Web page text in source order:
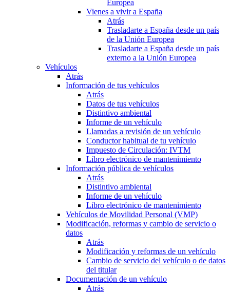
Europea
Vienes a vivir a España
Atrás
Trasladarte a España desde un país
de la Unión Europea
Trasladarte a España desde un país
externo a la Unión Europea
Vehículos
Atrás
Información de tus vehículos
Atrás
Datos de tus vehículos
Distintivo ambiental
Informe de un vehículo
Llamadas a revisión de un vehículo
Conductor habitual de tu vehículo
Impuesto de Circulación: IVTM
Libro electrónico de mantenimiento
Información pública de vehículos
Atrás
Distintivo ambiental
Informe de un vehículo
Libro electrónico de mantenimiento
Vehículos de Movilidad Personal (VMP)
Modificación, reformas y cambio de servicio o
datos
Atrás
Modificación y reformas de un vehículo
Cambio de servicio del vehículo o de datos
del titular
Documentación de un vehículo
Atrás